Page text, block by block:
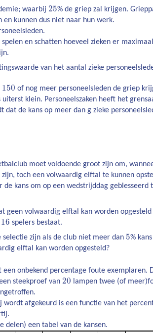
waarbij 25% de griep zal krijgen.
en kunnen dus niet naar hun werk.
en schatten hoeveel zieken er maximaal
van het aantal zieke
150 of nog meer personeelsleden de griep
klein. Personeelszaken heeft het
dat de kans op meer dan g zieke
moet voldoende groot zijn om,
toch een volwaardig elftal te kunnen
de kans om op een wedstrijddag geblesseerd
geen volwaardig elftal kan worden opgesteld
16 spelers bestaat.
selectie zijn als de club niet meer dan 5%
elftal kan worden opgesteld?
een onbekend percentage foute exemplaren.
steekproef van 20 lampen twee (of
wordt afgekeurd is een functie van het
delen) een tabel van de kansen.